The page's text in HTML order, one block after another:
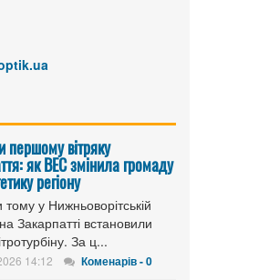
першому вітряку
як ВЕС змінила громаду
регіону
у Нижньоворітській
Закарпатті встановили
За ц...
14:12 Коменарів - 0